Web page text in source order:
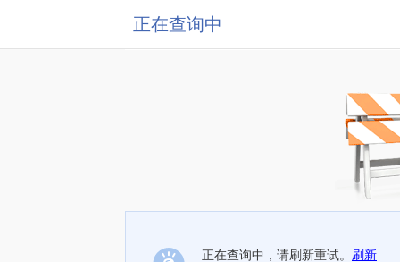
正在查询中
正在查询中，请刷新重试。 刷新